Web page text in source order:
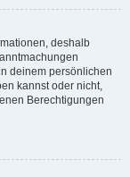
deshalb
deinem persönlichen
kannst oder nicht,
Berechtigungen